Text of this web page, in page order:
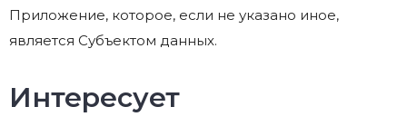
Приложение, которое, если не указано иное,
является Субъектом данных.
Интересует